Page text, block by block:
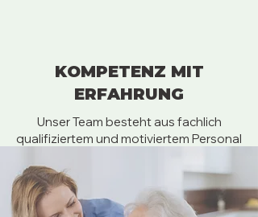
KOMPETENZ MIT
ERFAHRUNG
Unser Team besteht aus fachlich
qualifiziertem und motiviertem Personal
Durch langjährige Erfahrung, sowie
Weiterbildungen verfügen wir über ein
grosses Fachwissen.